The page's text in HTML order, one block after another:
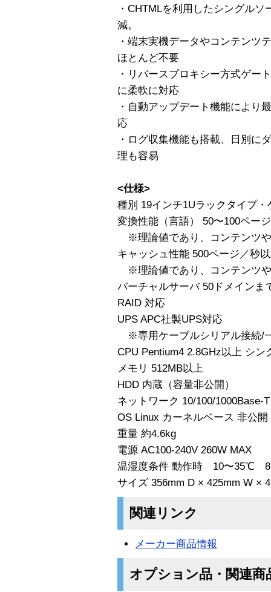
・CHTMLを利用したシングル
減。
・端末実機データやコンテンツ
ほとんど不要
・リバースプロキシー方式ゲー
に柔軟に対応
・自動アップデート機能により
応
・ログ収集機能も搭載、日別に
理も容易
<仕様>
種別 19インチ1Uラックタイプ・
変換性能（言語） 50〜100ペー
※理論値であり、コンテンツ
キャッシュ性能 500ページ／秒
※理論値であり、コンテンツ
バーチャルサーバ 50ドメインま
RAID 対応
UPS APC社製UPS対応
※専用ケーブルシリアル接続/
CPU Pentium4 2.8GHz以上 シン
メモリ 512MB以上
HDD 内蔵（容量非公開）
ネットワーク 10/100/1000Base-
OS Linux カーネルベース 非公開
重量 約4.6kg
電源 AC100-240V 260W MAX
温湿度条件 動作時 10〜35℃ 8
サイズ 356mm D × 425mm W ×
関連リンク
メーカー商品情報
オプション品・関連商